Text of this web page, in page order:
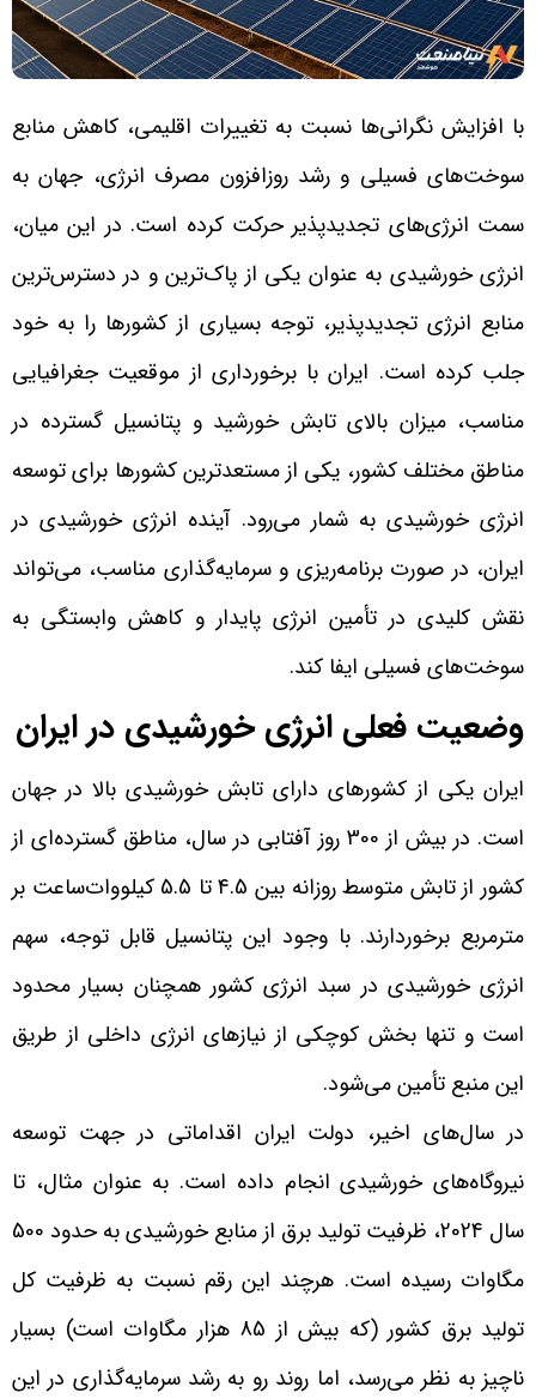
با افزایش نگرانی‌ها نسبت به تغییرات اقلیمی، کاهش منابع
سوخت‌های فسیلی و رشد روزافزون مصرف انرژی، جهان به
سمت انرژی‌های تجدیدپذیر حرکت کرده است. در این میان،
انرژی خورشیدی به عنوان یکی از پاک‌ترین و در دسترس‌ترین
منابع انرژی تجدیدپذیر، توجه بسیاری از کشورها را به خود
جلب کرده است. ایران با برخورداری از موقعیت جغرافیایی
مناسب، میزان بالای تابش خورشید و پتانسیل گسترده در
مناطق مختلف کشور، یکی از مستعدترین کشورها برای توسعه
انرژی خورشیدی به شمار می‌رود. آینده انرژی خورشیدی در
ایران، در صورت برنامه‌ریزی و سرمایه‌گذاری مناسب، می‌تواند
نقش کلیدی در تأمین انرژی پایدار و کاهش وابستگی به
سوخت‌های فسیلی ایفا کند.
وضعیت فعلی انرژی خورشیدی در ایران
ایران یکی از کشورهای دارای تابش خورشیدی بالا در جهان
است. در بیش از 300 روز آفتابی در سال، مناطق گسترده‌ای از
کشور از تابش متوسط روزانه بین 4.5 تا 5.5 کیلووات‌ساعت بر
مترمربع برخوردارند. با وجود این پتانسیل قابل توجه، سهم
انرژی خورشیدی در سبد انرژی کشور همچنان بسیار محدود
است و تنها بخش کوچکی از نیازهای انرژی داخلی از طریق
این منبع تأمین می‌شود.
در سال‌های اخیر، دولت ایران اقداماتی در جهت توسعه
نیروگاه‌های خورشیدی انجام داده است. به عنوان مثال، تا
سال 2024، ظرفیت تولید برق از منابع خورشیدی به حدود 500
مگاوات رسیده است. هرچند این رقم نسبت به ظرفیت کل
تولید برق کشور (که بیش از 85 هزار مگاوات است) بسیار
ناچیز به نظر می‌رسد، اما روند رو به رشد سرمایه‌گذاری در این